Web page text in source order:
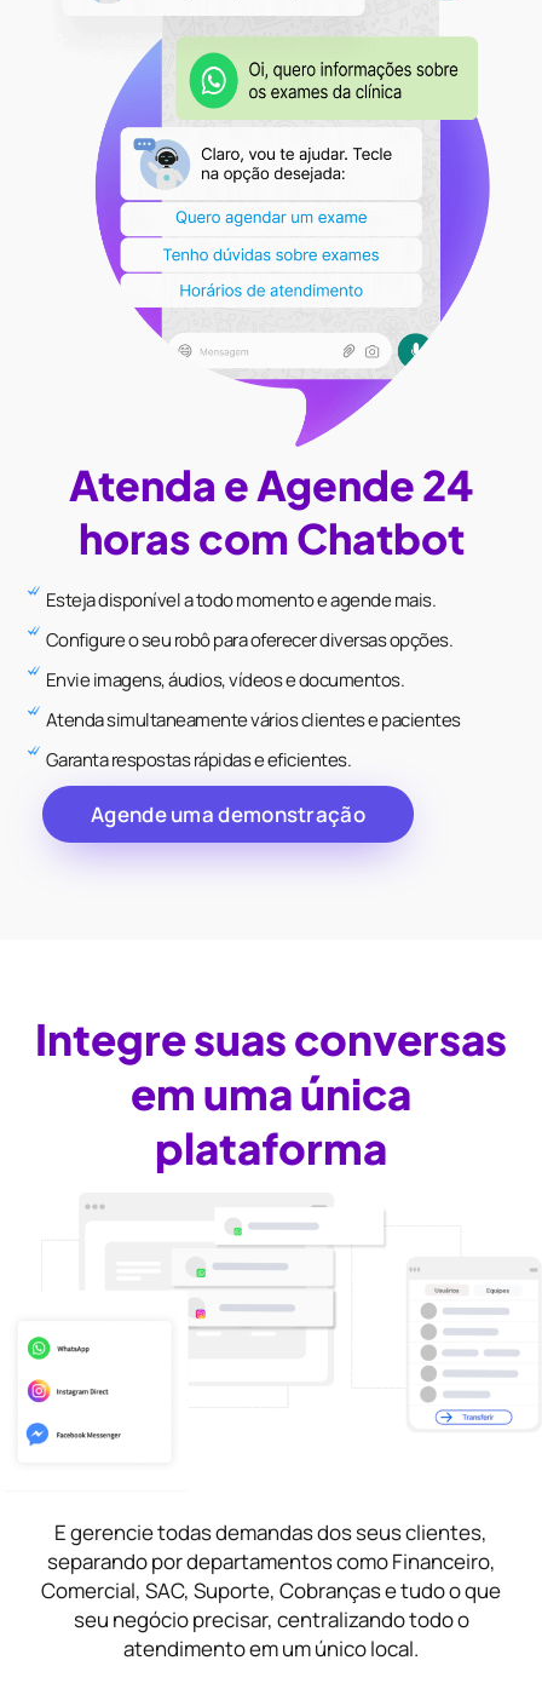
Atenda e Agende 24
horas com Chatbot
Esteja disponível a todo momento e agende mais.
Configure o seu robô para oferecer diversas opções.
Envie imagens, áudios, vídeos e documentos.
Atenda simultaneamente vários clientes e pacientes
Garanta respostas rápidas e eficientes.
Agende uma demonstração
E gerencie todas demandas dos seus clientes,
separando por departamentos como Financeiro,
Comercial, SAC, Suporte, Cobranças e tudo o que
seu negócio precisar, centralizando todo o
atendimento em um único local.
Integre suas conversas
em uma única
plataforma